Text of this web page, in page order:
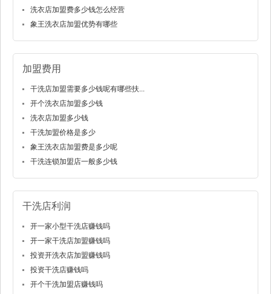
洗衣店加盟费多少钱怎么经营
象王洗衣店加盟优势有哪些
加盟费用
干洗店加盟需要多少钱呢有哪些扶...
开个洗衣店加盟多少钱
洗衣店加盟多少钱
干洗加盟价格是多少
象王洗衣店加盟费是多少呢
干洗连锁加盟店一般多少钱
干洗店利润
开一家小型干洗店赚钱吗
开一家干洗店加盟赚钱吗
投资开洗衣店加盟赚钱吗
投资干洗店赚钱吗
开个干洗加盟店赚钱吗